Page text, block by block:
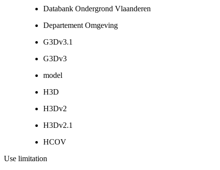
Databank Ondergrond Vlaanderen
Departement Omgeving
G3Dv3.1
G3Dv3
model
H3D
H3Dv2
H3Dv2.1
HCOV
Use limitation